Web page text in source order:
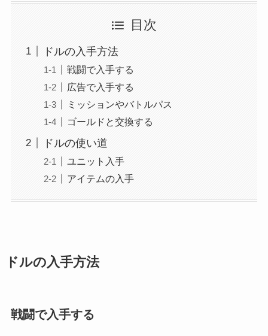
目次
ドルの入手方法
戦闘で入手する
広告で入手する
ミッションやバトルパス
ゴールドと交換する
ドルの使い道
ユニット入手
アイテムの入手
ドルの入手方法
戦闘で入手する